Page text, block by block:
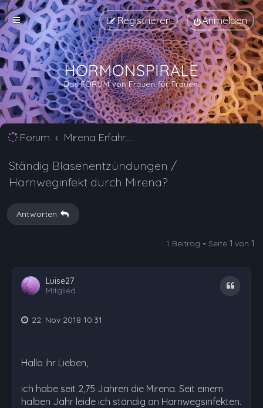
Anmelden
Registrieren
Forum Mirena Erfahrungsberichte und Nebenwirkungen
Ständig Blasenentzündungen /
Harnweginfekt durch Mirena?
Antworten
1 Beitrag • Seite 1 von 1
Luise27
Mitglied
Zitat
22. Nov 2018 10:31
Hallo ihr Lieben,
ich habe seit 2,75 Jahren die Mirena. Seit einem
halben Jahr leide ich ständig an Harnwegsinfekten.